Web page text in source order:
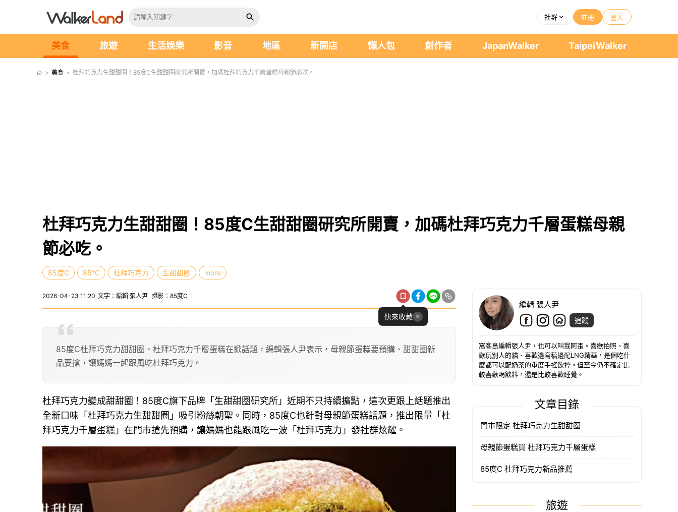
社群 註冊 登入
美食 旅遊 生活娛樂 影音 地區 新開店 懶人包 創作者 JapanWalker TaipeiWalker
> 美食 > 杜拜巧克力生甜甜圈！85度C生甜甜圈研究所開賣，加碼杜拜巧克力千層蛋糕母親節必吃。
杜拜巧克力生甜甜圈！85度C生甜甜圈研究所開賣，加碼杜拜巧克力千層蛋糕母親
節必吃。
85度C 85°C 杜拜巧克力 生甜甜圈 more
2026-04-23 11:20 文字：編輯 張人尹 攝影：85度C
快來收藏
85度C杜拜巧克力甜甜圈、杜拜巧克力千層蛋糕在掀話題，編輯張人尹表示，母親節蛋糕要預購、甜甜圈新
品要搶，讓媽媽一起跟風吃杜拜巧克力。
杜拜巧克力變成甜甜圈！85度C旗下品牌「生甜甜圈研究所」近期不只持續擴點，這次更跟上話題推出
全新口味「杜拜巧克力生甜甜圈」吸引粉絲朝聖。同時，85度C也針對母親節蛋糕話題，推出限量「杜
拜巧克力千層蛋糕」在門市搶先預購，讓媽媽也能跟風吃一波「杜拜巧克力」發社群炫耀。
編輯 張人尹
追蹤
窩客島編輯張人尹，也可以叫我阿歪。喜歡拍照、喜
歡玩別人的貓、喜歡邊寫稿邊配LNG精華，是個吃什
麼都可以配奶茶的重度手搖飲控。但至今仍不確定比
較喜歡喝飲料，還是比較喜歡睡覺。
文章目錄
門市限定 杜拜巧克力生甜甜圈
母親節蛋糕買 杜拜巧克力千層蛋糕
85度C 杜拜巧克力新品推薦
旅遊